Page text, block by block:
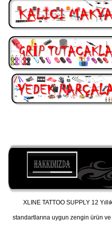
XLINE TATTOO SUPPLY 12
standartlarına uygun zengin ürün